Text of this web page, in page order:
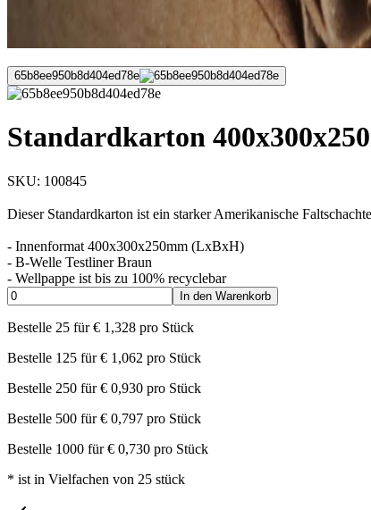
65b8ee950b8d404ed78e
Standardkarton
SKU: 100845
Dieser Standardkarton ist ein starker Amerikanische
- Innenformat 400x300x250mm (LxBxH)
- B-Welle Testliner Braun
- Wellpappe ist bis zu 100% recyclebar
In den Warenkorb
Bestelle 25 für € 1,328 pro Stück
Bestelle 125 für € 1,062 pro Stück
Bestelle 250 für € 0,930 pro Stück
Bestelle 500 für € 0,797 pro Stück
Bestelle 1000 für € 0,730 pro Stück
* ist in Vielfachen von 25 stück